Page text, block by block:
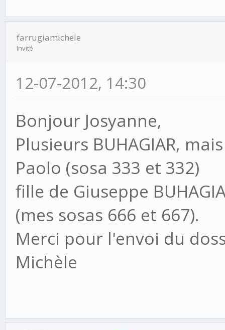
farrugiamichele
Invité
12-07-2012, 14:30
Bonjour Josyanne,
Plusieurs BUHAGIAR,
Paolo (sosa 333 et 332)
fille de Giuseppe
(mes sosas 666 et 667).
Merci pour l'envoi du
Michèle